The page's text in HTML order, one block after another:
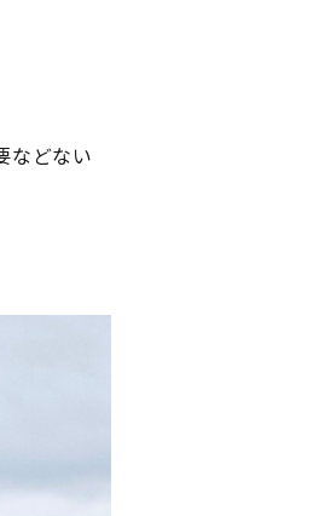
などない